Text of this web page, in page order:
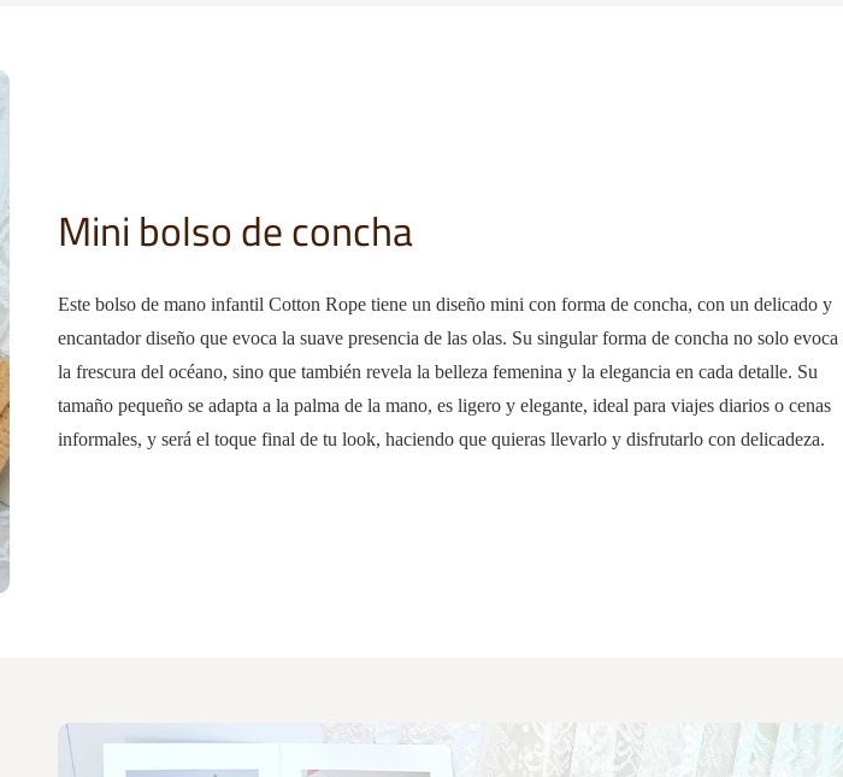
Mini bolso de concha
Este bolso de mano infantil Cotton Rope tiene un diseño mini con forma de concha, con un delicado y
encantador diseño que evoca la suave presencia de las olas. Su singular forma de concha no solo evoca
la frescura del océano, sino que también revela la belleza femenina y la elegancia en cada detalle. Su
tamaño pequeño se adapta a la palma de la mano, es ligero y elegante, ideal para viajes diarios o cenas
informales, y será el toque final de tu look, haciendo que quieras llevarlo y disfrutarlo con delicadeza.